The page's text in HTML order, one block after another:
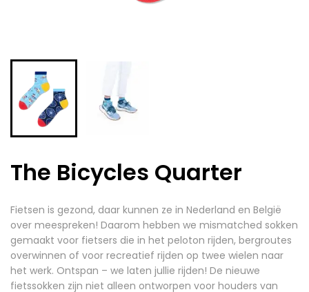
The Bicycles Quarter
Fietsen is gezond, daar kunnen ze in Nederland en België
over meespreken! Daarom hebben we mismatched sokken
gemaakt voor fietsers die in het peloton rijden, bergroutes
overwinnen of voor recreatief rijden op twee wielen naar
het werk. Ontspan – we laten jullie rijden! De nieuwe
fietssokken zijn niet alleen ontworpen voor houders van